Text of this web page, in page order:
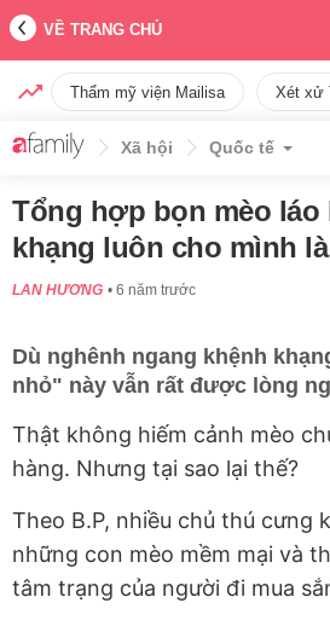
VỀ TRANG CHỦ
Thẩm mỹ viện Mailisa Xét xử
Xã hội Quốc tế
Tổng hợp bọn mèo láo
khạng luôn cho mình
LAN HƯƠNG 6 năm trước
Dù nghênh ngang khệnh
nhỏ" này vẫn rất được lòng
Thật không hiếm cảnh mèo
hàng. Nhưng tại sao lại thế?
Theo B.P, nhiều chủ thú cưng
những con mèo mềm mại và
tâm trạng của người đi mua